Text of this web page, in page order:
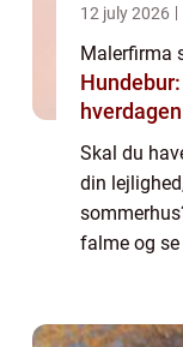
12 july 2026
Malerfirma
hverdagen
Skal du
din
falme og